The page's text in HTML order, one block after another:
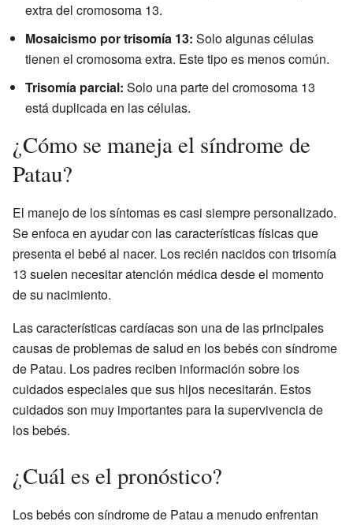
extra del cromosoma 13.
Mosaicismo por trisomía 13: Solo algunas células
tienen el cromosoma extra. Este tipo es menos común.
Trisomía parcial: Solo una parte del cromosoma 13
está duplicada en las células.
¿Cómo se maneja el síndrome de
Patau?
El manejo de los síntomas es casi siempre personalizado.
Se enfoca en ayudar con las características físicas que
presenta el bebé al nacer. Los recién nacidos con trisomía
13 suelen necesitar atención médica desde el momento
de su nacimiento.
Las características cardíacas son una de las principales
causas de problemas de salud en los bebés con síndrome
de Patau. Los padres reciben información sobre los
cuidados especiales que sus hijos necesitarán. Estos
cuidados son muy importantes para la supervivencia de
los bebés.
¿Cuál es el pronóstico?
Los bebés con síndrome de Patau a menudo enfrentan